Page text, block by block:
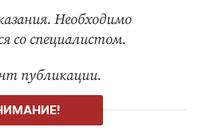
Необходимо
со специалистом.
публикации.